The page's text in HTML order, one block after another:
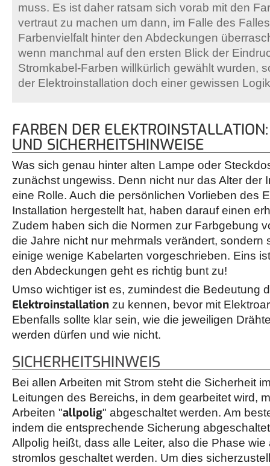
muss. Es ist daher ratsam sich vorab mit den
vertraut zu machen um dann, im Falle des
Farbenvielfalt hinter den Abdeckungen
wenn manchmal auf den ersten Blick der
Stromkabel-Farben willkürlich gewählt wurden,
der Elektroinstallation doch einer gewissen
FARBEN DER
UND SICHERHEITSHINWEISE
Was sich genau hinter alten Lampe oder
zunächst ungewiss. Denn nicht nur das Alter der
eine Rolle. Auch die persönlichen Vorlieben des
Installation hergestellt hat, haben darauf einen
Zudem haben sich die Normen zur Farbgebung
die Jahre nicht nur mehrmals verändert, sondern
einige wenige Kabelarten vorgeschrieben. Eins
den Abdeckungen geht es richtig bunt zu!
Umso wichtiger ist es, zumindest die Bedeutung
Elektroinstallation zu kennen, bevor mit
Ebenfalls sollte klar sein, wie die jeweiligen
werden dürfen und wie nicht.
SICHERHEITSHINWEIS
Bei allen Arbeiten mit Strom steht die Sicherheit
Leitungen des Bereichs, in dem gearbeitet wird,
Arbeiten "allpolig" abgeschaltet werden. Am
indem die entsprechende Sicherung
Allpolig heißt, dass alle Leiter, also die Phase wie
stromlos geschaltet werden. Um dies